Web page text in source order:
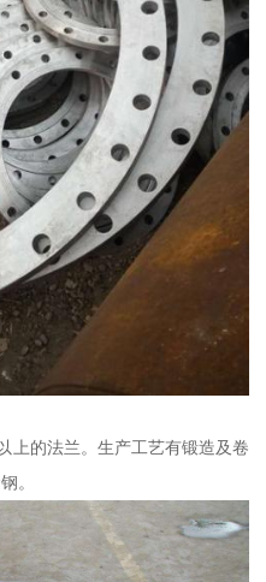
上的法兰。生产工艺有锻造及卷
。